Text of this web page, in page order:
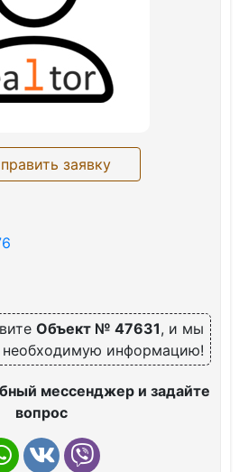
заявку
Объект № 47631, и мы
информацию!
мессенджер и задайте
вопрос